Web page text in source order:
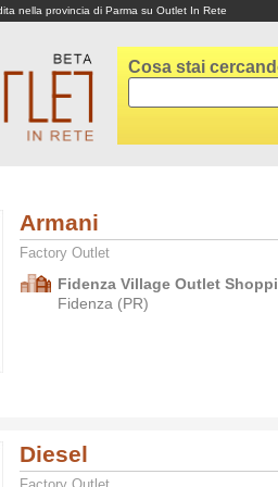
nella provincia di Parma su Outlet In Rete
Cosa stai
Armani
Factory Outlet
Fidenza Village Outlet
Fidenza (PR)
Diesel